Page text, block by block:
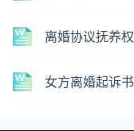
离婚协议抚养权
女方离婚起诉书